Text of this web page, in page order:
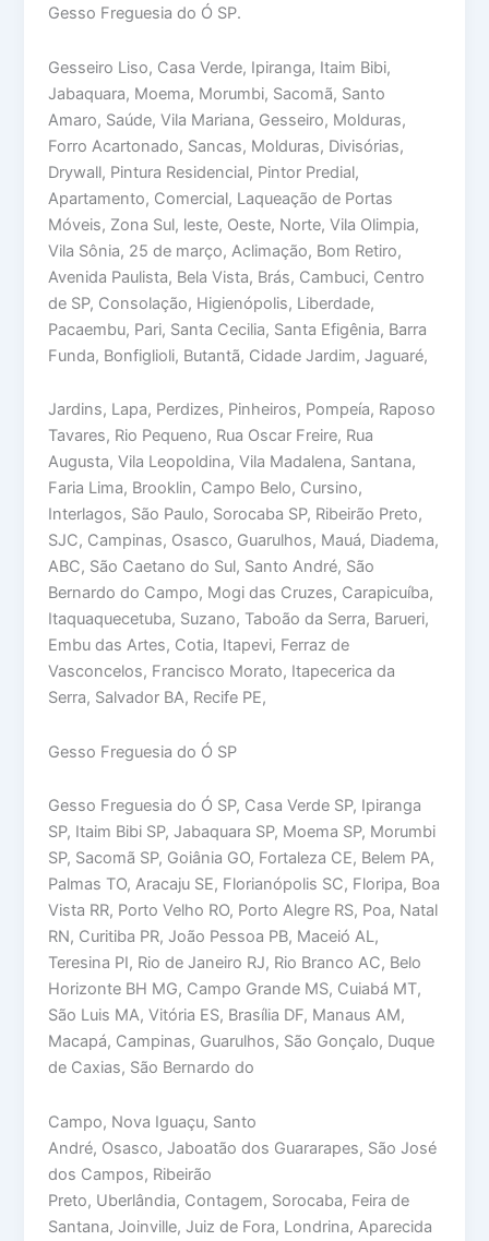
Gesso Freguesia do Ó SP.
Gesseiro Liso, Casa Verde, Ipiranga, Itaim Bibi,
Jabaquara, Moema, Morumbi, Sacomã, Santo
Amaro, Saúde, Vila Mariana, Gesseiro, Molduras,
Forro Acartonado, Sancas, Molduras, Divisórias,
Drywall, Pintura Residencial, Pintor Predial,
Apartamento, Comercial, Laqueação de Portas
Móveis, Zona Sul, leste, Oeste, Norte, Vila Olimpia,
Vila Sônia, 25 de março, Aclimação, Bom Retiro,
Avenida Paulista, Bela Vista, Brás, Cambuci, Centro
de SP, Consolação, Higienópolis, Liberdade,
Pacaembu, Pari, Santa Cecilia, Santa Efigênia, Barra
Funda, Bonfiglioli, Butantã, Cidade Jardim, Jaguaré,
Jardins, Lapa, Perdizes, Pinheiros, Pompeía, Raposo
Tavares, Rio Pequeno, Rua Oscar Freire, Rua
Augusta, Vila Leopoldina, Vila Madalena, Santana,
Faria Lima, Brooklin, Campo Belo, Cursino,
Interlagos, São Paulo, Sorocaba SP, Ribeirão Preto,
SJC, Campinas, Osasco, Guarulhos, Mauá, Diadema,
ABC, São Caetano do Sul, Santo André, São
Bernardo do Campo, Mogi das Cruzes, Carapicuíba,
Itaquaquecetuba, Suzano, Taboão da Serra, Barueri,
Embu das Artes, Cotia, Itapevi, Ferraz de
Vasconcelos, Francisco Morato, Itapecerica da
Serra, Salvador BA, Recife PE,
Gesso Freguesia do Ó SP
Gesso Freguesia do Ó SP, Casa Verde SP, Ipiranga
SP, Itaim Bibi SP, Jabaquara SP, Moema SP, Morumbi
SP, Sacomã SP, Goiânia GO, Fortaleza CE, Belem PA,
Palmas TO, Aracaju SE, Florianópolis SC, Floripa, Boa
Vista RR, Porto Velho RO, Porto Alegre RS, Poa, Natal
RN, Curitiba PR, João Pessoa PB, Maceió AL,
Teresina PI, Rio de Janeiro RJ, Rio Branco AC, Belo
Horizonte BH MG, Campo Grande MS, Cuiabá MT,
São Luis MA, Vitória ES, Brasília DF, Manaus AM,
Macapá, Campinas, Guarulhos, São Gonçalo, Duque
de Caxias, São Bernardo do
Campo, Nova Iguaçu, Santo
André, Osasco, Jaboatão dos Guararapes, São José
dos Campos, Ribeirão
Preto, Uberlândia, Contagem, Sorocaba, Feira de
Santana, Joinville, Juiz de Fora, Londrina, Aparecida